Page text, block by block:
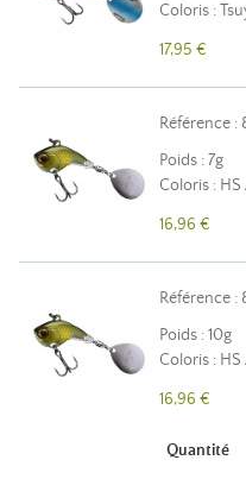
Coloris :
17,95 €
Référence :
Poids : 7g
Coloris : HS
16,96 €
Référence
Poids : 10g
Coloris : HS
16,96 €
Quantité